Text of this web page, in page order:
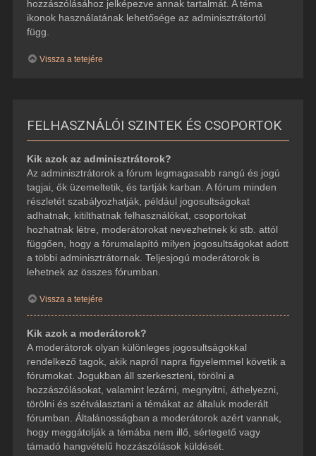
hozzászólásához jelképezve annak tartalmát. A téma
ikonok használatának lehetősége az adminisztrátortól
függ.
Vissza a tetejére
FELHASZNÁLÓI SZINTEK ÉS CSOPORTOK
Kik azok az adminisztrátorok?
Az adminisztrátorok a fórum legmagasabb rangú és jogú
tagjai, ők üzemeltetik, és tartják karban. A fórum minden
részletét szabályozhatják, például jogosultságokat
adhatnak, kitilthatnak felhasználókat, csoportokat
hozhatnak létre, moderátorokat nevezhetnek ki stb. attól
függően, hogy a fórumalapító milyen jogosultságokat adott
a többi adminisztrátornak. Teljesjogú moderátorok is
lehetnek az összes fórumban.
Vissza a tetejére
Kik azok a moderátorok?
A moderátorok olyan különleges jogosultságokkal
rendelkező tagok, akik napról napra figyelemmel követik a
fórumokat. Jogukban áll szerkeszteni, törölni a
hozzászólásokat, valamint lezárni, megnyitni, áthelyezni,
törölni és szétválasztani a témákat az általuk moderált
fórumban. Általánosságban a moderátorok azért vannak,
hogy meggátolják a témába nem illő, sértegető vagy
támadó hangvételű hozzászólások küldését.